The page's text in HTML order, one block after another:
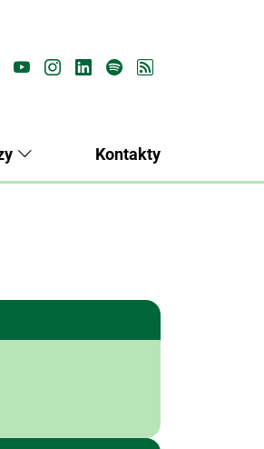
Kontakty